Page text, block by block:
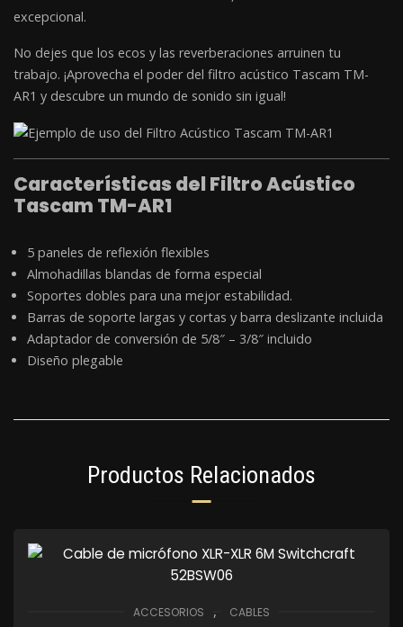
excepcional.
No dejes que los ecos y las reverberaciones arruinen tu
trabajo. ¡Aprovecha el poder del filtro acústico Tascam TM-
AR1 y descubre un mundo de sonido sin igual!
Características del Filtro Acústico
Tascam TM-AR1
5 paneles de reflexión flexibles
Almohadillas blandas de forma especial
Soportes dobles para una mejor estabilidad.
Barras de soporte largas y cortas y barra deslizante incluida
Adaptador de conversión de 5/8″ – 3/8″ incluido
Diseño plegable
Productos Relacionados
ACCESORIOS , CABLES